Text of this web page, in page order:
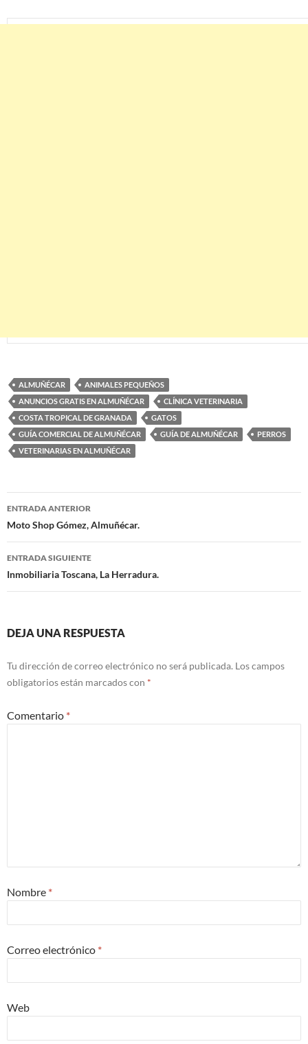
ALMUÑÉCAR
ANIMALES PEQUEÑOS
ANUNCIOS GRATIS EN ALMUÑÉCAR
CLÍNICA VETERINARIA
COSTA TROPICAL DE GRANADA
GATOS
GUÍA COMERCIAL DE ALMUÑÉCAR
GUÍA DE ALMUÑÉCAR
PERROS
VETERINARIAS EN ALMUÑÉCAR
Navegación
de
entradas
ENTRADA ANTERIOR
Moto Shop Gómez, Almuñécar.
ENTRADA SIGUIENTE
Inmobiliaria Toscana, La Herradura.
DEJA UNA RESPUESTA
Tu dirección de correo electrónico no será publicada. Los campos
obligatorios están marcados con *
Comentario *
Nombre *
Correo electrónico *
Web